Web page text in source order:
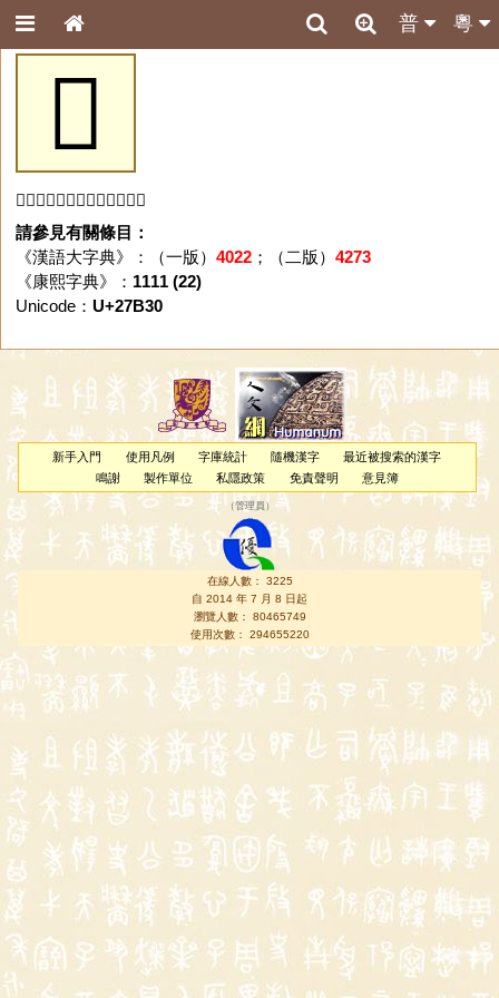
粵
普
𧬰
「𧬰」字未收錄於本資料庫。
請參見有關條目：
《漢語大字典》：（一版） 4022；（二版） 4273
《康熙字典》： 1111 (22)
Unicode： U+27B30
新手入門 使用凡例 字庫統計 隨機漢字
最近被搜索的漢字
鳴謝
製作單位 私隱政策 免責聲明 意見簿
（管理員 ）
在線人數： 3225
自 2014 年 7 月 8 日起
瀏覽人數： 80465749
使用次數： 294655220